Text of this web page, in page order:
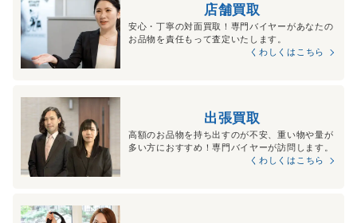
店舗買取
安心・丁寧の対面買取！専門バイヤーがあなたの
お品物を責任もって査定いたします。
くわしくはこちら
出張買取
高額のお品物を持ち出すのが不安、重い物や量が
多い方におすすめ！専門バイヤーが訪問します。
くわしくはこちら